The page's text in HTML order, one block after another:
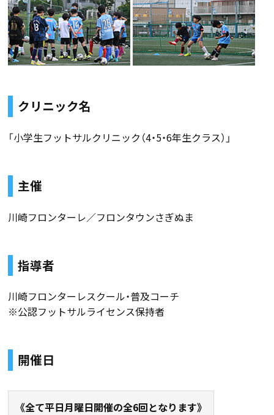
クリニック名
「小学生フットサルクリニック（4・5・6年生クラス）」
主催
川崎フロンターレ／フロンタウンさぎぬま
指導者
川崎フロンターレスクール・普及コーチ
※公認フットサルライセンス保持者
開催日
《全て平日月曜日開催の全6回となります》